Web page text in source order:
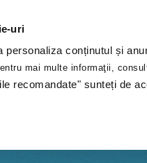
uri
personaliza conținutul și
mai multe informaţii,
recomandate" sunteți de